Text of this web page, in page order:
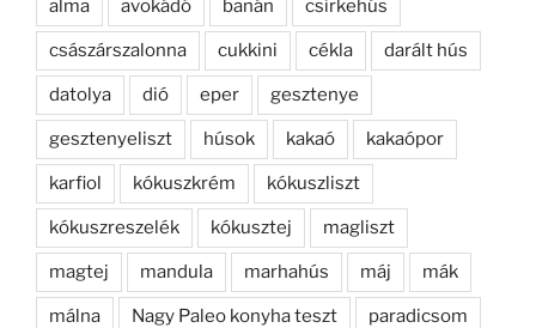
alma avokádó banán csirkehús
császárszalonna cukkini cékla darált hús
datolya dió eper gesztenye
gesztenyeliszt húsok kakaó kakaópor
karfiol kókuszkrém kókuszliszt
kókuszreszelék kókusztej magliszt
magtej mandula marhahús máj mák
málna Nagy Paleo konyha teszt paradicsom